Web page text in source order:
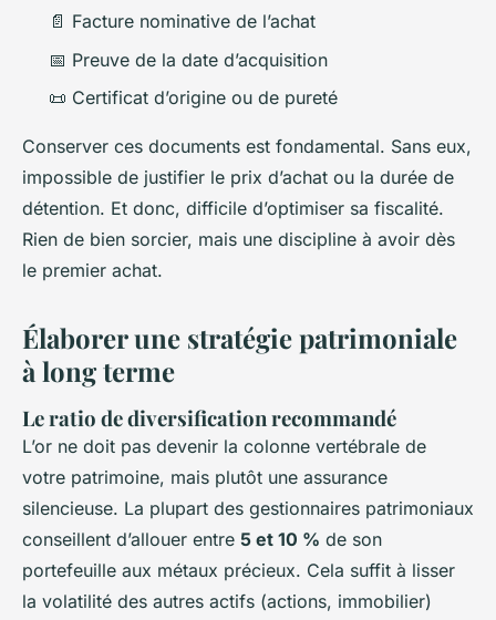
📄 Facture nominative de l’achat
📅 Preuve de la date d’acquisition
📜 Certificat d’origine ou de pureté
Conserver ces documents est fondamental. Sans eux,
impossible de justifier le prix d’achat ou la durée de
détention. Et donc, difficile d’optimiser sa fiscalité.
Rien de bien sorcier, mais une discipline à avoir dès
le premier achat.
Élaborer une stratégie patrimoniale
à long terme
Le ratio de diversification recommandé
L’or ne doit pas devenir la colonne vertébrale de
votre patrimoine, mais plutôt une assurance
silencieuse. La plupart des gestionnaires patrimoniaux
conseillent d’allouer entre 5 et 10 % de son
portefeuille aux métaux précieux. Cela suffit à lisser
la volatilité des autres actifs (actions, immobilier)